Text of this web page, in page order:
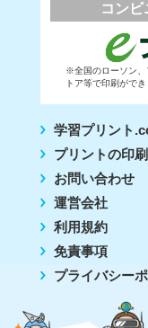
コン
※全国のローソン、
トア等で印刷がで
学習プリント
プリントの印
お問い合わせ
運営会社
利用規約
免責事項
プライバシー